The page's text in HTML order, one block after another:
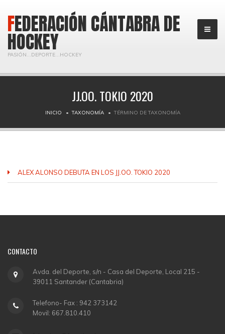
FEDERACIÓN CÁNTABRA DE
HOCKEY
PASIÓN...DEPORTE...HOCKEY
JJ.OO. TOKIO 2020
INICIO TAXONOMÍA TÉRMINO DE TAXONOMÍA
ALEX ALONSO DEBUTA EN LOS JJ.OO. TOKIO 2020
CONTACTO
Avda. del Deporte, s/n - Casa del Deporte, Local 215 -
39011 Santander (Cantabria)
Telefono- Fax : 942 373142
Movil: 667.810.410